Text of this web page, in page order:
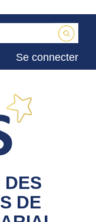
Se connecter
DES
DE